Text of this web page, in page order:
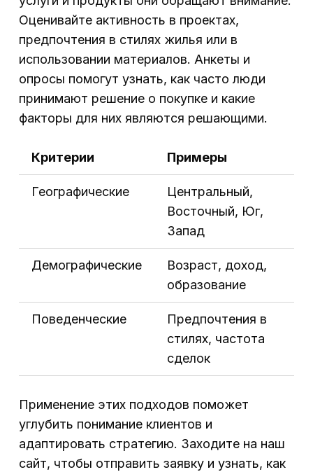
Оценивайте активность в проектах,
предпочтения в стилях жилья или в
использовании материалов. Анкеты и
опросы помогут узнать, как часто люди
принимают решение о покупке и какие
факторы для них являются решающими.
Критерии Примеры
Географические
Центральный,
Восточный, Юг,
Запад
Демографические
Возраст, доход,
образование
Поведенческие
Предпочтения в
стилях, частота
сделок
Применение этих подходов поможет
углубить понимание клиентов и
адаптировать стратегию. Заходите на наш
сайт, чтобы отправить заявку и узнать, как